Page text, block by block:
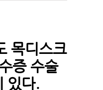
목디스크
증 수술
있다.